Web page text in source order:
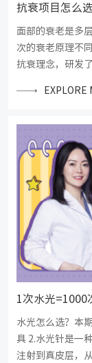
抗衰项目怎么选
面部的衰老是多
次的衰老原理不
抗衰理念，研发
EXPLORE
1次水光=1000
水光怎么选？本
具 2.水光针是一
注射到真皮层，